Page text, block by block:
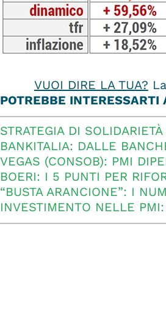
VUOI DIRE LA TUA?
POTREBBE INTERESSARTI
STRATEGIA DI
BANKITALIA: DALLE
VEGAS (CONSOB): PMI
BOERI: I 5 PUNTI PER
“BUSTA ARANCIONE”: I
INVESTIMENTO NELLE